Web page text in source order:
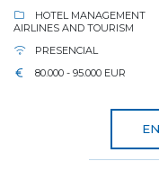
HOTEL MANAGEMENT
AIRLINES AND TOURISM
PRESENCIAL
80.000 - 95.000 EUR